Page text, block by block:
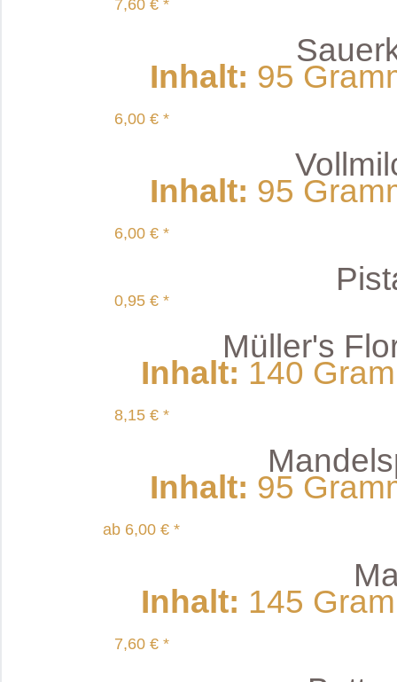
7,60 € *
Inhalt: 95
6,00 € *
Inhalt: 95
6,00 € *
0,95 € *
Müller's
Inhalt: 140
8,15 € *
Inhalt: 95
ab 6,00 € *
Inhalt: 145
7,60 € *